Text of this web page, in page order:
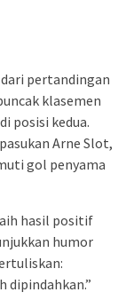
pertandingan
klasemen
posisi kedua.
Arne Slot,
gol penyama
hasil positif
humor
dipindahkan.”